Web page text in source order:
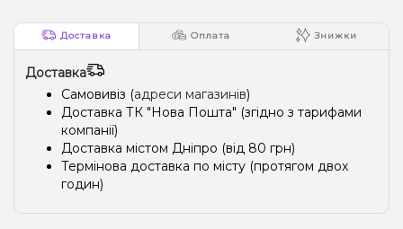
Доставка Оплата Знижки
Доставка
Самовивіз (адреси магазинів)
Доставка ТК "Нова Пошта" (згідно з тарифами
компанії)
Доставка містом Дніпро (від 80 грн)
Термінова доставка по місту (протягом двох
годин)